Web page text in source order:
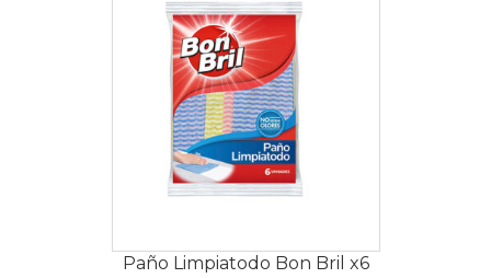
Paño Limpiatodo Bon Bril x6